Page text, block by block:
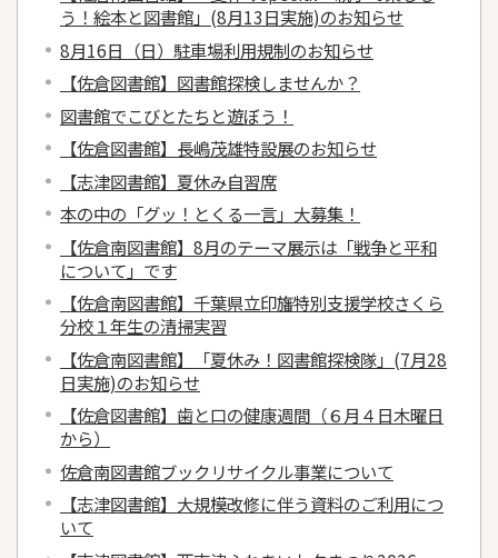
う！絵本と図書館」(8月13日実施)のお知らせ
8月16日（日）駐車場利用規制のお知らせ
【佐倉図書館】図書館探検しませんか？
図書館でこびとたちと遊ぼう！
【佐倉図書館】長嶋茂雄特設展のお知らせ
【志津図書館】夏休み自習席
本の中の「グッ！とくる一言」大募集！
【佐倉南図書館】8月のテーマ展示は「戦争と平和
について」です
【佐倉南図書館】千葉県立印旛特別支援学校さくら
分校１年生の清掃実習
【佐倉南図書館】「夏休み！図書館探検隊」(7月28
日実施)のお知らせ
【佐倉図書館】歯と口の健康週間（６月４日木曜日
から）
佐倉南図書館ブックリサイクル事業について
【志津図書館】大規模改修に伴う資料のご利用につ
いて